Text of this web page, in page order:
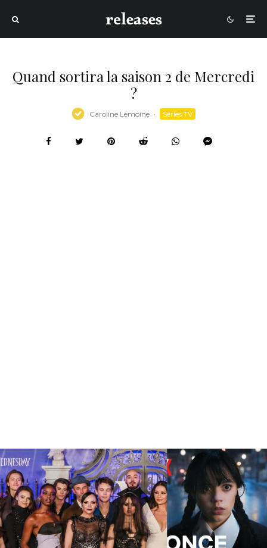
Quand sortira la saison 2 de Mercredi
?
Caroline Lemoine · Séries TV